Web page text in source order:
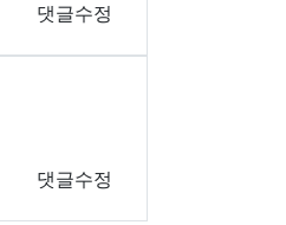
댓글수정
댓글수정